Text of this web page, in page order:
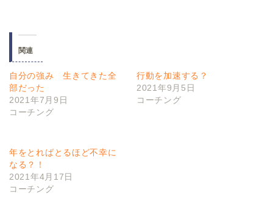
関連
自分の強み 生きてきた全
部だった
2021年7月9日
コーチング
行動を加速する？
2021年9月5日
コーチング
年をとればとるほど不幸に
なる？！
2021年4月17日
コーチング